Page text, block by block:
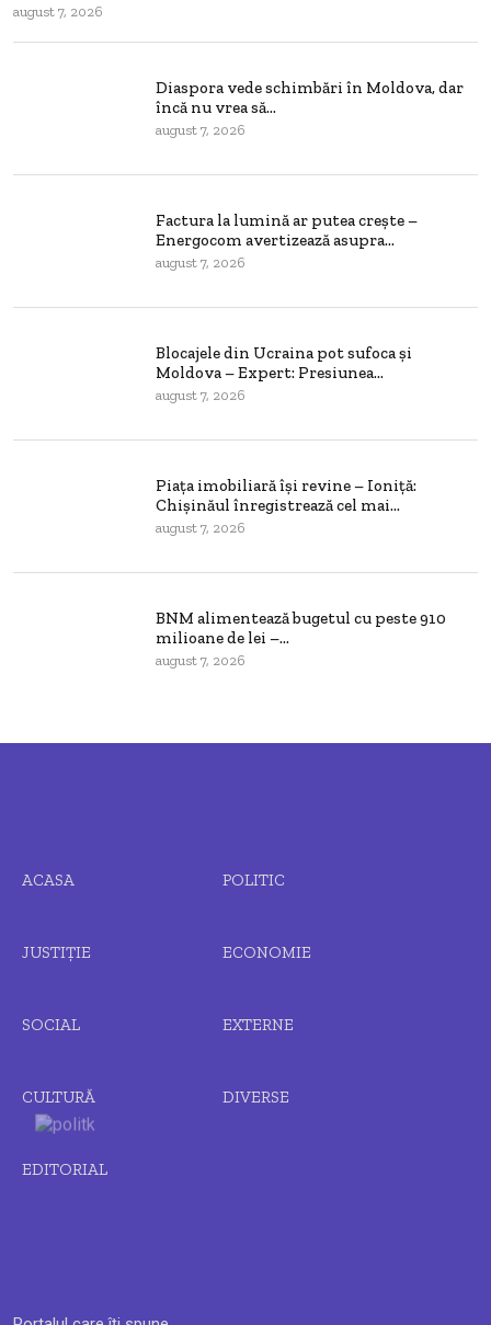
august 7, 2026
Diaspora vede schimbări în Moldova, dar
încă nu vrea să...
august 7, 2026
Factura la lumină ar putea crește –
Energocom avertizează asupra...
august 7, 2026
Blocajele din Ucraina pot sufoca și
Moldova – Expert: Presiunea...
august 7, 2026
Piața imobiliară își revine – Ioniță:
Chișinăul înregistrează cel mai...
august 7, 2026
BNM alimentează bugetul cu peste 910
milioane de lei –...
august 7, 2026
ACASA POLITIC
JUSTIȚIE ECONOMIE
SOCIAL EXTERNE
CULTURĂ DIVERSE
EDITORIAL